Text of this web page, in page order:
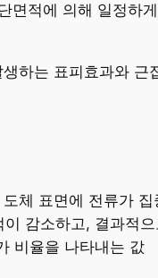
면적에 의해 일정하
하는 표피효과와
체 표면에 전류가
감소하고, 결과적
비율을 나타내는 값